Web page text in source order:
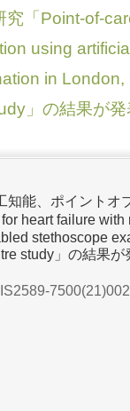
究「Point-of-
using
in London,
」の結果が発
能、ポイントオ
heart failure with
stethoscope
study」の結果が